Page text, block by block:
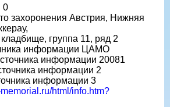
0
захоронения Австрия, Нижняя
группа 11, ряд 2
информации ЦАМО
информации 20081
информации 2
информации 3
html/info.htm?